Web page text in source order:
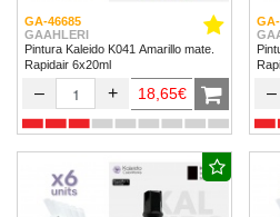
GA-46685
GAAHLERI
Pintura Kaleido K041 Amarillo mate.
Rapidair 6x20ml
– + 18,65€ –